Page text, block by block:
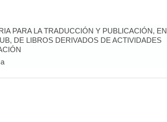
PARA LA TRADUCCIÓN Y PUBLICACIÓN, EN
DE LIBROS DERIVADOS DE ACTIVIDADES